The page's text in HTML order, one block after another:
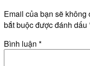
Email của bạn sẽ
bắt buộc được đánh dấu
Bình luận *